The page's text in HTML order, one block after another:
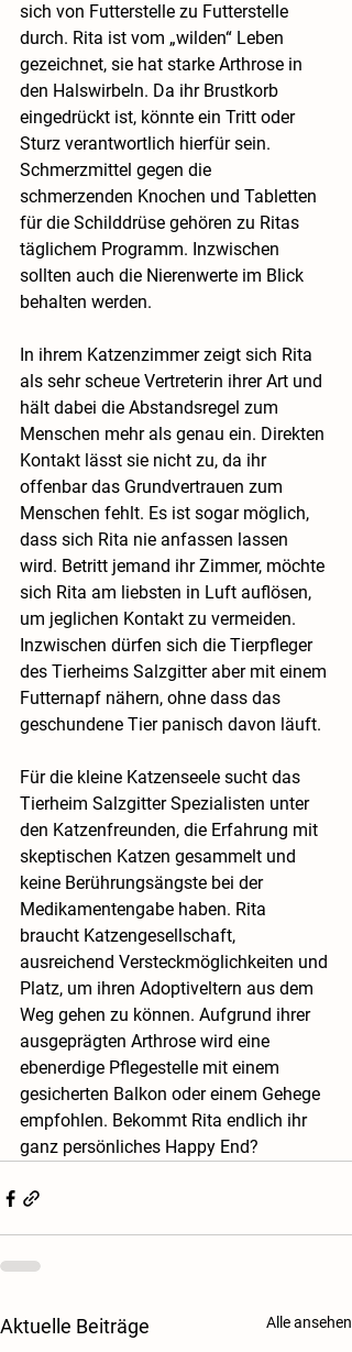
sich von Futterstelle zu Futterstelle
durch. Rita ist vom „wilden“ Leben
gezeichnet, sie hat starke Arthrose in
den Halswirbeln. Da ihr Brustkorb
eingedrückt ist, könnte ein Tritt oder
Sturz verantwortlich hierfür sein.
Schmerzmittel gegen die
schmerzenden Knochen und Tabletten
für die Schilddrüse gehören zu Ritas
täglichem Programm. Inzwischen
sollten auch die Nierenwerte im Blick
behalten werden.
In ihrem Katzenzimmer zeigt sich Rita
als sehr scheue Vertreterin ihrer Art und
hält dabei die Abstandsregel zum
Menschen mehr als genau ein. Direkten
Kontakt lässt sie nicht zu, da ihr
offenbar das Grundvertrauen zum
Menschen fehlt. Es ist sogar möglich,
dass sich Rita nie anfassen lassen
wird. Betritt jemand ihr Zimmer, möchte
sich Rita am liebsten in Luft auflösen,
um jeglichen Kontakt zu vermeiden.
Inzwischen dürfen sich die Tierpfleger
des Tierheims Salzgitter aber mit einem
Futternapf nähern, ohne dass das
geschundene Tier panisch davon läuft.
Für die kleine Katzenseele sucht das
Tierheim Salzgitter Spezialisten unter
den Katzenfreunden, die Erfahrung mit
skeptischen Katzen gesammelt und
keine Berührungsängste bei der
Medikamentengabe haben. Rita
braucht Katzengesellschaft,
ausreichend Versteckmöglichkeiten und
Platz, um ihren Adoptiveltern aus dem
Weg gehen zu können. Aufgrund ihrer
ausgeprägten Arthrose wird eine
ebenerdige Pflegestelle mit einem
gesicherten Balkon oder einem Gehege
empfohlen. Bekommt Rita endlich ihr
ganz persönliches Happy End?
Aktuelle Beiträge Alle ansehen